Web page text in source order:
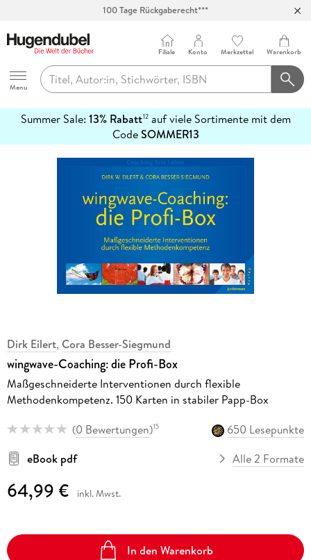
100 Tage Rückgaberecht***
Hugendubel
Menu
Filiale Konto Merkzettel Warenkorb
Summer Sale: 13% Rabatt12auf viele Sortimente mit dem
CodeSOMMER13
erfahren
Dirk Eilert, Cora Besser-Siegmund
wingwave-Coaching: die Profi-Box
Maßgeschneiderte Interventionen durch flexible
Methodenkompetenz. 150 Karten in stabiler Papp-Box
(0 Bewertungen)15
650 Lesepunkte
eBook pdf
Alle 2 Formate
64,99 € inkl. Mwst.
In den Warenkorb